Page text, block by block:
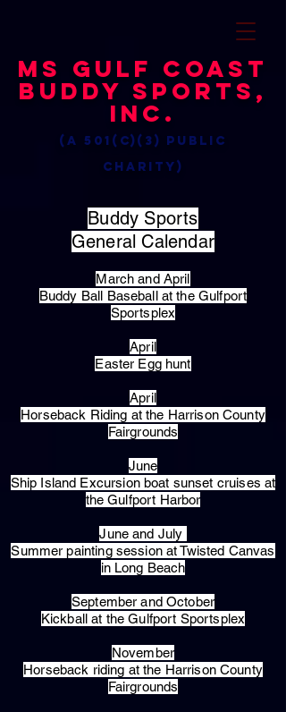
MS Gulf Coast
Buddy Sports,
Inc.
(a 501(c)(3) public
charity)
Buddy Sports
General Calendar
March and April
Buddy Ball Baseball at the Gulfport
Sportsplex
April
Easter Egg hunt
April
Horseback Riding at the Harrison County
Fairgrounds
June
Ship Island Excursion boat sunset cruises at
the Gulfport Harbor
June and July
Summer painting session at Twisted Canvas
in Long Beach
September and October
Kickball at the Gulfport Sportsplex
November
Horseback riding at the Harrison County
Fairgrounds